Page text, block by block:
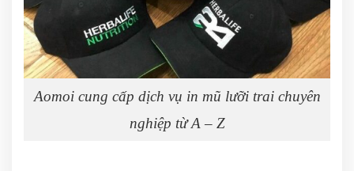
Aomoi cung cấp dịch vụ in mũ lưỡi trai chuyên
nghiệp từ A – Z